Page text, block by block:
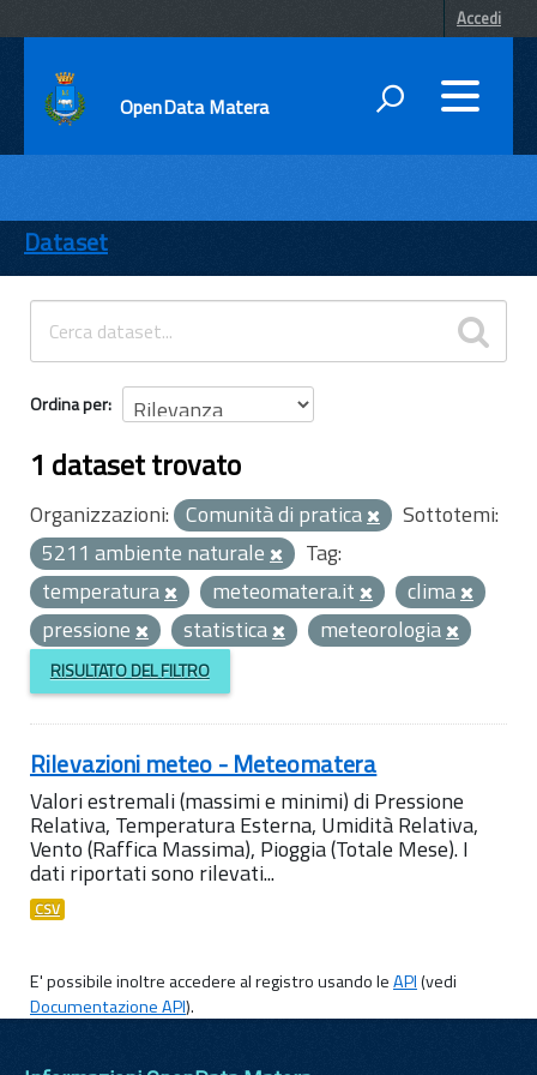
Accedi
OpenData Matera
ENTI
TEMI
INFORMAZIONI
Dataset
Ordina per
1 dataset trovato
Organizzazioni: Comunità di pratica
Sottotemi:
5211 ambiente naturale
Tag:
temperatura
meteomatera.it
clima
pressione
statistica meteorologia
RISULTATO DEL FILTRO
Rilevazioni meteo - Meteomatera
Valori estremali (massimi e minimi) di Pressione
Relativa, Temperatura Esterna, Umidità Relativa,
Vento (Raffica Massima), Pioggia (Totale Mese). I
dati riportati sono rilevati...
CSV
E' possibile inoltre accedere al registro usando leAPI(vedi
Documentazione API).